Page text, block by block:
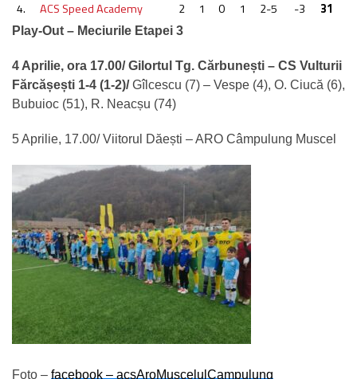
4.
ACS Speed Academy 2 1 0 1 2-5 -3 31
Play-Out – Meciurile Etapei 3
4 Aprilie, ora 17.00/ Gilortul Tg. Cărbunești – CS Vulturii
Fărcășești 1-4 (1-2)/Gîlcescu (7) – Vespe (4), O. Ciucă (6),
Bubuioc (51), R. Neacșu (74)
5 Aprilie, 17.00/ Viitorul Dăești – ARO Câmpulung Muscel
Foto – facebook – acsAroMuscelulCampulung